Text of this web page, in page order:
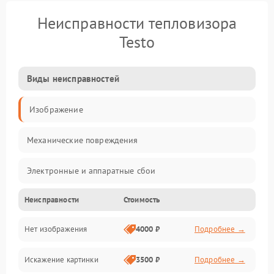
Неисправности тепловизора
Testo
Виды неисправностей
Изображение
Механические повреждения
Электронные и аппаратные сбои
Неисправности сенсора и оптики
Программные ошибки
Электропитание
Неисправности Стоимость
Нет изображения 4000 ₽ Подробнее →
Искажение картинки 3500 ₽ Подробнее →